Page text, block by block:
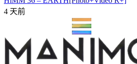
4 天前